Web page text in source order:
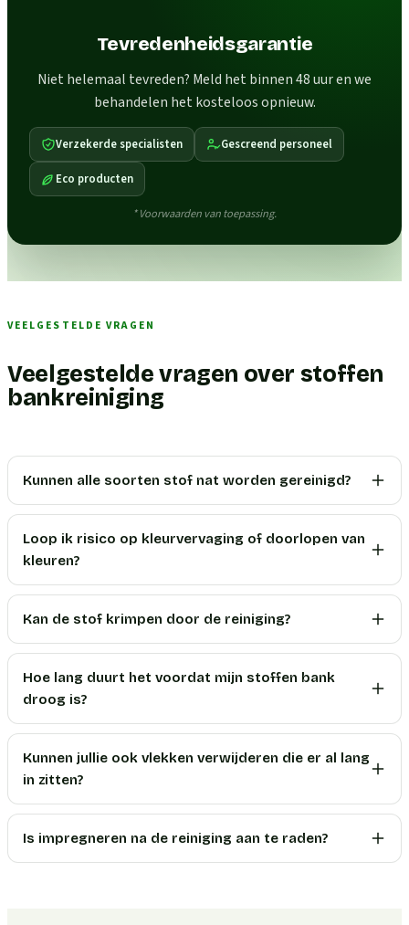
Tevredenheidsgarantie
Niet helemaal tevreden? Meld het binnen 48 uur en we
behandelen het kosteloos opnieuw.
Verzekerde specialisten Gescreend personeel
Eco producten
* Voorwaarden van toepassing.
VEELGESTELDE VRAGEN
Veelgestelde vragen over stoffen
bankreiniging
Kunnen alle soorten stof nat worden gereinigd?
Loop ik risico op kleurvervaging of doorlopen van
kleuren?
Kan de stof krimpen door de reiniging?
Hoe lang duurt het voordat mijn stoffen bank
droog is?
Kunnen jullie ook vlekken verwijderen die er al lang
in zitten?
Is impregneren na de reiniging aan te raden?